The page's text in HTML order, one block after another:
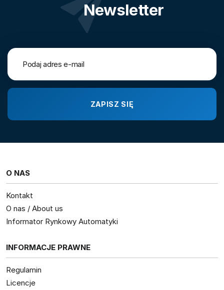
Newsletter
O NAS
Kontakt
O nas / About us
Informator Rynkowy Automatyki
INFORMACJE PRAWNE
Regulamin
Licencje